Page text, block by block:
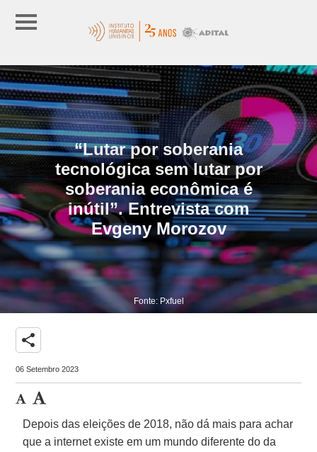
“Lutar por soberania
tecnológica sem lutar por
soberania econômica é
inútil”. Entrevista com
Evgeny Morozov
Fonte: Pxfuel
share
06 Setembro 2023
Depois das eleições de 2018, não dá mais para achar
que a internet existe em um mundo diferente do da